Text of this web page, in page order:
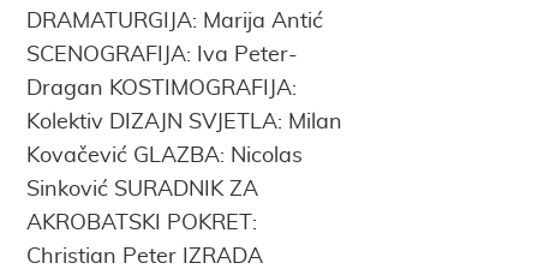
DRAMATURGIJA: Marija Antić
SCENOGRAFIJA: Iva Peter-
Dragan KOSTIMOGRAFIJA:
Kolektiv DIZAJN SVJETLA: Milan
Kovačević GLAZBA: Nicolas
Sinković SURADNIK ZA
AKROBATSKI POKRET:
Christian Peter IZRADA